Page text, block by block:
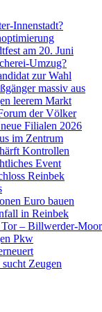
Innenstadt?
am 20. Juni
Umzug?
zur Wahl
massiv aus
leerem Markt
der Völker
Filialen 2026
im Zentrum
Kontrollen
Event
Reinbek
Euro bauen
in Reinbek
– Billwerder-
Pkw
Zeugen